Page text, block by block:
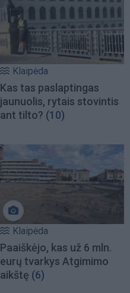
Klaipėda
Kas tas paslaptingas
jaunuolis, rytais stovintis
ant tilto? (10)
Klaipėda
Paaiškėjo, kas už 6 mln.
eurų tvarkys Atgimimo
aikštę (6)